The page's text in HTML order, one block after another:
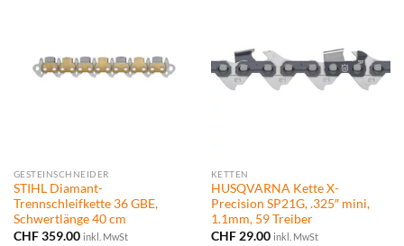
GESTEINSCHNEIDER
STIHL Diamant-
Trennschleifkette 36 GBE,
Schwertlänge 40 cm
CHF359.00 inkl. MwSt
KETTEN
HUSQVARNA Kette X-
Precision SP21G, .325″ mini,
1.1mm, 59 Treiber
CHF29.00 inkl. MwSt